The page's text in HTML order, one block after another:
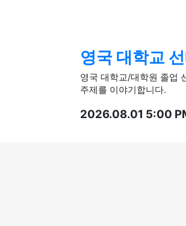
영국 대학교
영국 대학교/대학원 졸업 선배를 초대
주제를 이야기합니다.
2026.08.01 5:00